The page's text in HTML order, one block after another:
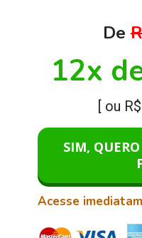
12x
SIM,
[ ou
De
Acesse